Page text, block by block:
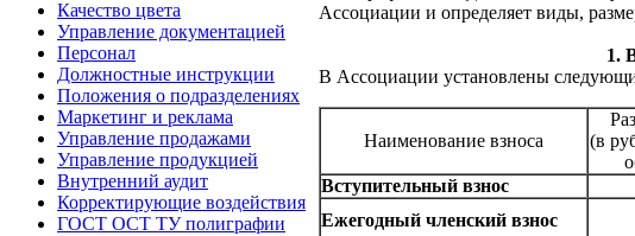
Качество цвета
Управление документацией
Персонал
Должностные инструкции
Положения о подразделениях
Маркетинг и реклама
Управление продажами
Управление продукцией
Внутренний аудит
Корректирующие воздействия
ГОСТ ОСТ ТУ полиграфии
Ассоциации и определяет виды,
1.
В Ассоциации установлены
Наименование взноса
(в
Вступительный взнос
Ежегодный членский взнос